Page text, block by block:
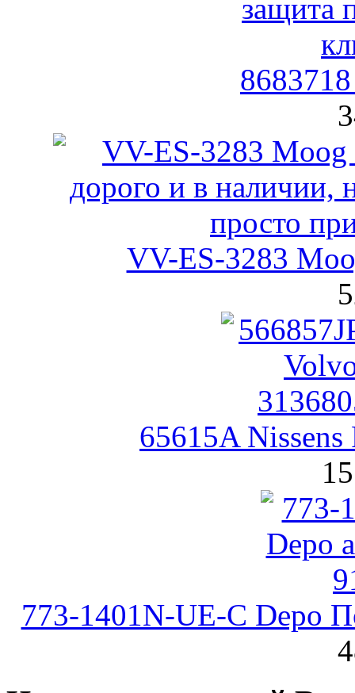
VV-ES-3283
65615A Nissens
773-1401N-UE-C Depo